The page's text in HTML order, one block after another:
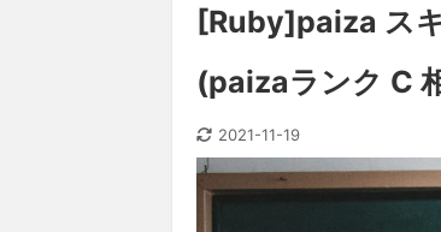
[Ruby]paiza ス
(paizaランク C
2021-11-19